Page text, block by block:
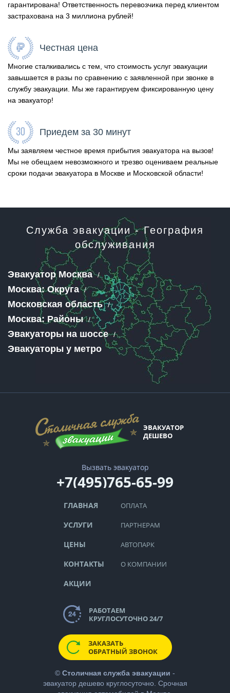
гарантирована! Ответственность перевозчика перед клиентом
застрахована на 3 миллиона рублей!
Честная цена
Многие сталкивались с тем, что стоимость услуг эвакуации
завышается в разы по сравнению с заявленной при звонке в
службу эвакуации. Мы же гарантируем фиксированную цену
на эвакуатор!
Приедем за 30 минут
Мы заявляем честное время прибытия эвакуатора на вызов!
Мы не обещаем невозможного и трезво оцениваем реальные
сроки подачи эвакуатора в Москве и Московской области!
Служба эвакуации - География
обслуживания
Эвакуатор Москва
Москва: Округа
Московская область
Москва: Районы
Эвакуаторы на шоссе
Эвакуаторы у метро
ЭВАКУАТОР
ДЕШЕВО
Вызвать эвакуатор
+7(495)765-65-99
ГЛАВНАЯ
УСЛУГИ
ЦЕНЫ
КОНТАКТЫ
АКЦИИ
ОПЛАТА
ПАРТНЕРАМ
АВТОПАРК
О КОМПАНИИ
РАБОТАЕМ
КРУГЛОСУТОЧНО 24/7
ЗАКАЗАТЬ
ОБРАТНЫЙ ЗВОНОК
© Столичная служба эвакуации -
эвакуатор дешевокруглосуточно. Срочная